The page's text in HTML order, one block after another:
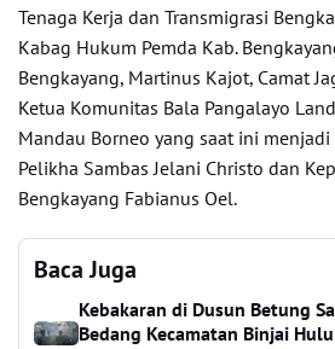
Tenaga Kerja dan Transmigrasi
Kabag Hukum Pemda Kab.
Bengkayang, Martinus Kajot, Camat
Ketua Komunitas Bala Pangalayo
Mandau Borneo yang saat ini menjadi
Pelikha Sambas Jelani Christo dan
Bengkayang Fabianus Oel.
Baca Juga
Kebakaran di Dusun Betung
Bedang Kecamatan Binjai